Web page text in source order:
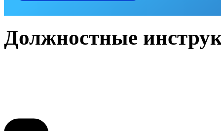
Должностные